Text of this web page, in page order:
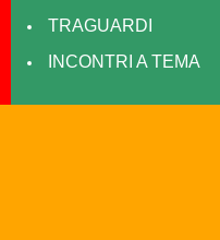
TRAGUARDI
INCONTRI A TEMA